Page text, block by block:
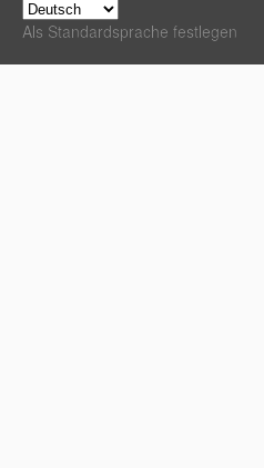
Als Standardsprache festlegen